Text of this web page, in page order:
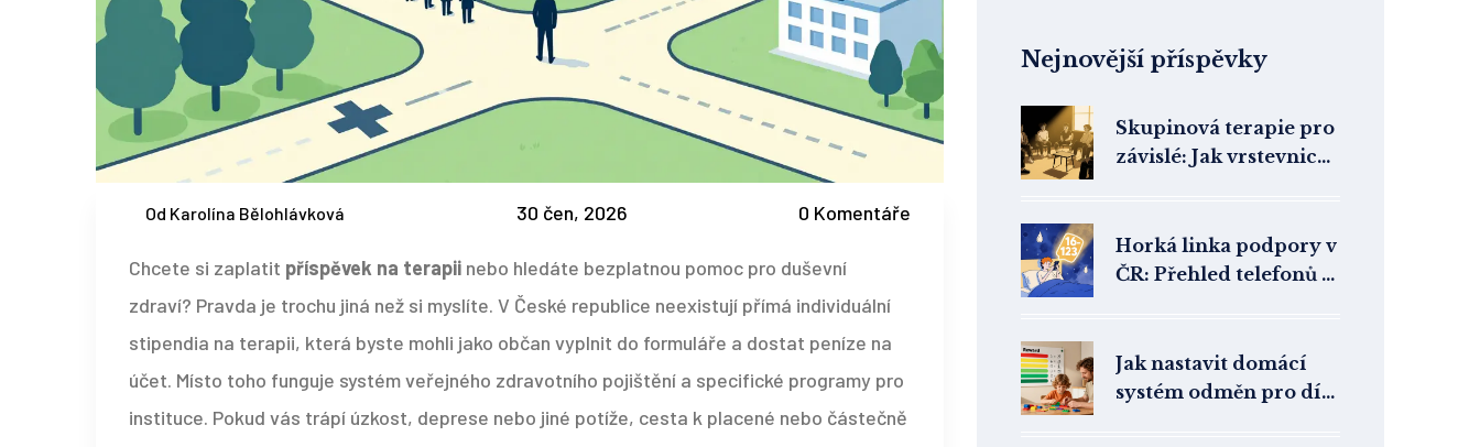
Od Karolína Bělohlávková 30 čen, 2026 0 Komentáře
Chcete si zaplatit příspěvek na terapii nebo hledáte bezplatnou pomoc pro duševní
zdraví? Pravda je trochu jiná než si myslíte. V České republice neexistují přímá individuální
stipendia na terapii, která byste mohli jako občan vyplnit do formuláře a dostat peníze na
účet. Místo toho funguje systém veřejného zdravotního pojištění a specifické programy pro
instituce. Pokud vás trápí úzkost, deprese nebo jiné potíže, cesta k placené nebo částečně
Nejnovější příspěvky
Skupinová terapie pro
závislé: Jak vrstevnická
Horká linka podpory v
ČR: Přehled telefonů a
Jak nastavit domácí
systém odměn pro dítě